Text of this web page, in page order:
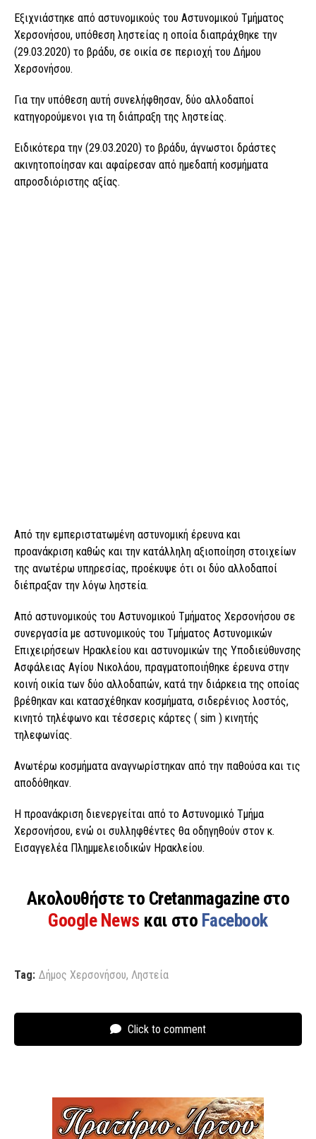
Εξιχνιάστηκε από αστυνομικούς του Αστυνομικού Τμήματος
Χερσονήσου, υπόθεση ληστείας η οποία διαπράχθηκε την
(29.03.2020) το βράδυ, σε οικία σε περιοχή του Δήμου
Χερσονήσου.
Για την υπόθεση αυτή συνελήφθησαν, δύο αλλοδαποί
κατηγορούμενοι για τη διάπραξη της ληστείας.
Ειδικότερα την (29.03.2020) το βράδυ, άγνωστοι δράστες
ακινητοποίησαν και αφαίρεσαν από ημεδαπή κοσμήματα
απροσδιόριστης αξίας.
Από την εμπεριστατωμένη αστυνομική έρευνα και
προανάκριση καθώς και την κατάλληλη αξιοποίηση στοιχείων
της ανωτέρω υπηρεσίας, προέκυψε ότι οι δύο αλλοδαποί
διέπραξαν την λόγω ληστεία.
Από αστυνομικούς του Αστυνομικού Τμήματος Χερσονήσου σε
συνεργασία με αστυνομικούς του Τμήματος Αστυνομικών
Επιχειρήσεων Ηρακλείου και αστυνομικών της Υποδιεύθυνσης
Ασφάλειας Αγίου Νικολάου, πραγματοποιήθηκε έρευνα στην
κοινή οικία των δύο αλλοδαπών, κατά την διάρκεια της οποίας
βρέθηκαν και κατασχέθηκαν κοσμήματα, σιδερένιος λοστός,
κινητό τηλέφωνο και τέσσερις κάρτες ( sim ) κινητής
τηλεφωνίας.
Ανωτέρω κοσμήματα αναγνωρίστηκαν από την παθούσα και τις
αποδόθηκαν.
Η προανάκριση διενεργείται από το Αστυνομικό Τμήμα
Χερσονήσου, ενώ οι συλληφθέντες θα οδηγηθούν στον κ.
Εισαγγελέα Πλημμελειοδικών Ηρακλείου.
Ακολουθήστε το Cretanmagazine στο
Google News και στο Facebook
Tag: Δήμος Χερσονήσου, Ληστεία
Click to comment